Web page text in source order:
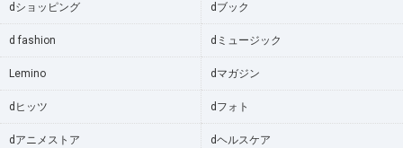
dショッピング dブック
d fashion dミュージック
Lemino dマガジン
dヒッツ dフォト
dアニメストア dヘルスケア